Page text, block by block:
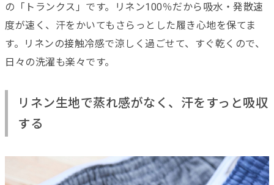
の「トランクス」です。リネン100％だから吸水・発散速
度が速く、汗をかいてもさらっとした履き心地を保てま
す。リネンの接触冷感で涼しく過ごせて、すぐ乾くので、
日々の洗濯も楽々です。
リネン生地で蒸れ感がなく、汗をすっと吸収
する